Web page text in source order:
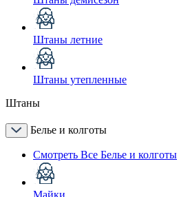
Штаны летние
Штаны утепленные
Штаны
Белье и колготы
Смотреть Все Белье и колготы
Майки